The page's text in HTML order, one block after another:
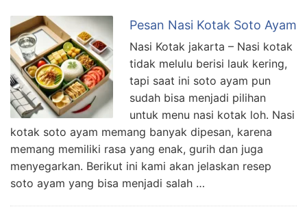
Pesan Nasi Kotak Soto Ayam
Nasi Kotak jakarta – Nasi kotak
tidak melulu berisi lauk kering,
tapi saat ini soto ayam pun
sudah bisa menjadi pilihan
untuk menu nasi kotak loh. Nasi
kotak soto ayam memang banyak dipesan, karena
memang memiliki rasa yang enak, gurih dan juga
menyegarkan. Berikut ini kami akan jelaskan resep
soto ayam yang bisa menjadi salah …